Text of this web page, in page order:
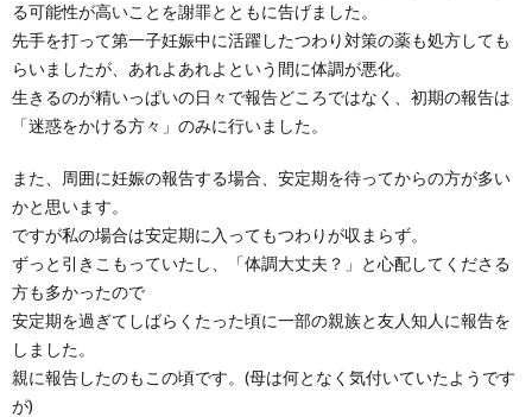
2.
理由
その
2・
検査
で不
素が
何度
かあ
った
から
3.
理由
その
3・
何か
る可能性が高いことを謝罪とともに告げました。
先手を打って第一子妊娠中に活躍したつわり対策の薬も処方しても
らいましたが、あれよあれよという間に体調が悪化。
生きるのが精いっぱいの日々で報告どころではなく、初期の報告は
「迷惑をかける方々」のみに行いました。
また、周囲に妊娠の報告する場合、安定期を待ってからの方が多い
かと思います。
ですが私の場合は安定期に入ってもつわりが収まらず。
ずっと引きこもっていたし、「体調大丈夫？」と心配してくださる
方も多かったので
安定期を過ぎてしばらくたった頃に一部の親族と友人知人に報告を
しました。
親に報告したのもこの頃です。(母は何となく気付いていたようです
が)